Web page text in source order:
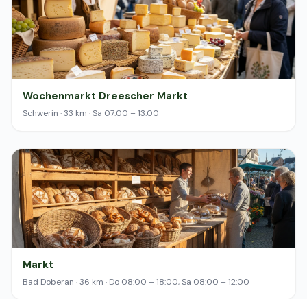
Wochenmarkt Dreescher Markt
Schwerin · 33 km · Sa 07:00 – 13:00
Markt
Bad Doberan · 36 km · Do 08:00 – 18:00, Sa 08:00 – 12:00